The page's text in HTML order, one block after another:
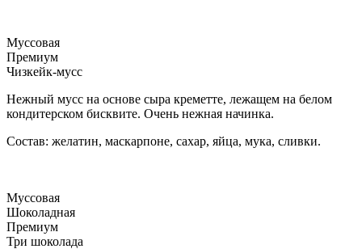
Муссовая
Премиум
Чизкейк-мусс
Нежный мусс на основе сыра креметте, лежащем на белом
кондитерском бисквите. Очень нежная начинка.
Состав: желатин, маскарпоне, сахар, яйца, мука, сливки.
Муссовая
Шоколадная
Премиум
Три шоколада